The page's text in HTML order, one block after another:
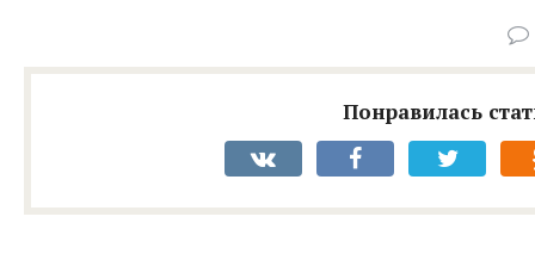
Понравилась